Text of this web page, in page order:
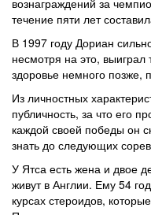
вознаграждений за
течение пяти лет
В 1997 году Дориан
несмотря на это,
здоровье немного позже,
Из личностных
публичность, за что его
каждой своей победы он
знать до следующих
У Ятса есть жена и двое
живут в Англии. Ему 54
курсах стероидов,